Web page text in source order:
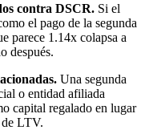
contra DSCR. Si el
el pago de la segunda
parece 1.14x colapsa a
después.
Una segunda
o entidad afiliada
capital regalado en lugar
de LTV.